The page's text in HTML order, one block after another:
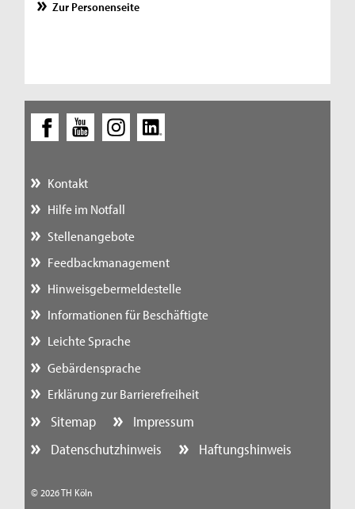
Zur Personenseite
Kontakt
Hilfe im Notfall
Stellenangebote
Feedbackmanagement
Hinweisgebermeldestelle
Informationen für Beschäftigte
Leichte Sprache
Gebärdensprache
Erklärung zur Barrierefreiheit
Sitemap
Impressum
Datenschutzhinweis
Haftungshinweis
© 2026 TH Köln